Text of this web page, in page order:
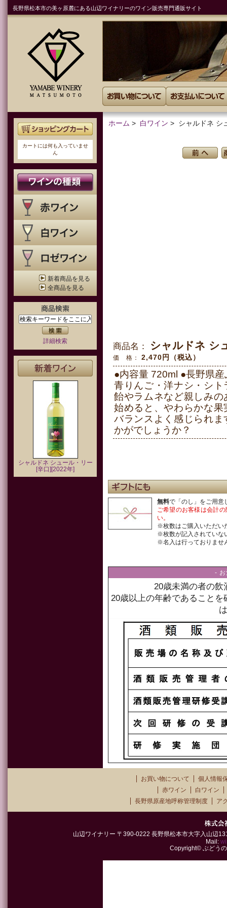
長野県松本市の美ヶ原麓にある山辺ワイナリーのワイン販売専門通販サイト
カートには何も入っていませ
ん
新着商品を見る
全商品を見る
詳細検索
シャルドネ シュール・リー
[辛口][2022年]
ホーム > 白ワイン > シャルドネ シ
商品名： シャルドネ シ
価 格： 2,470円（税込）
●内容量 720ml ●長野県
青りんご・洋ナシ・シ
飴やラムネなど親しみ
始めると、やわらかな
バランスよく感じられ
かがでしょうか？
無料で「のし」をご用意
ご希望のお客様は会計
い。
※枚数はご購入いただい
※枚数が記入されていな
※名入は行っておりませ
- お
20歳未満の者の飲
20歳以上の年齢であること
お買い物について
個人情報
赤ワイン
白ワイン
長野県原産地呼称管理制度
ア
山辺ワイナリー 〒390-0222 長野県松本市大字入山辺
Mail:
Copyright© ぶどう